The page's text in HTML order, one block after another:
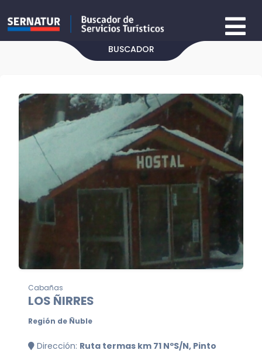
BUSCADOR
Cabañas
LOS ÑIRRES
Región de Ñuble
Dirección: Ruta termas km 71 NºS/N, Pinto